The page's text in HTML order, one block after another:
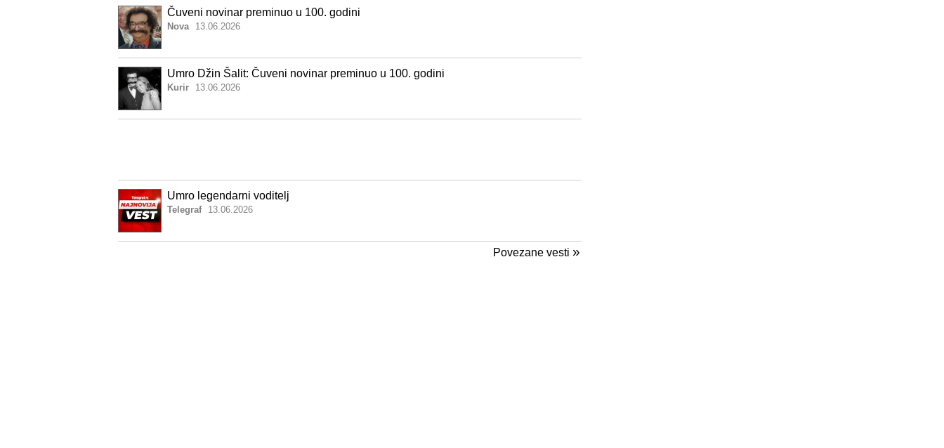
Čuveni novinar preminuo u 100. godini
Nova 13.06.2026
Umro Džin Šalit: Čuveni novinar preminuo u 100. godini
Kurir 13.06.2026
Umro legendarni voditelj
Telegraf 13.06.2026
Povezane vesti »